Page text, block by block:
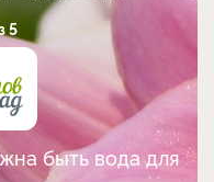
5
быть вода для